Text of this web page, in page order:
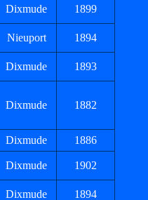
Dixmude 1899
Nieuport 1894
Dixmude 1893
Dixmude 1882
Dixmude 1886
Dixmude 1902
Dixmude 1894